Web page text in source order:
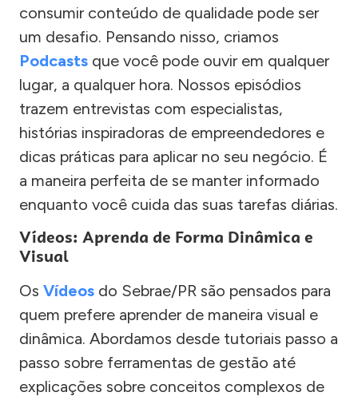
consumir conteúdo de qualidade pode ser
um desafio. Pensando nisso, criamos
Podcasts que você pode ouvir em qualquer
lugar, a qualquer hora. Nossos episódios
trazem entrevistas com especialistas,
histórias inspiradoras de empreendedores e
dicas práticas para aplicar no seu negócio. É
a maneira perfeita de se manter informado
enquanto você cuida das suas tarefas diárias.
Vídeos: Aprenda de Forma Dinâmica e
Visual
Os Vídeos do Sebrae/PR são pensados para
quem prefere aprender de maneira visual e
dinâmica. Abordamos desde tutoriais passo a
passo sobre ferramentas de gestão até
explicações sobre conceitos complexos de